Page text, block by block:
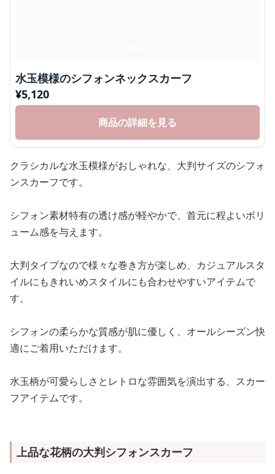
水玉模様のシフォンネックスカーフ
¥5,120
商品の詳細を見る
クラシカルな水玉模様がおしゃれな、大判サイズのシフォ
ンスカーフです。
シフォン素材特有の透け感が軽やかで、首元に程よいボリ
ューム感を与えます。
大判タイプなので様々な巻き方が楽しめ、カジュアルスタ
イルにもきれいめスタイルにも合わせやすいアイテムで
す。
シフォンの柔らかな質感が肌に優しく、オールシーズン快
適にご着用いただけます。
水玉柄が可愛らしさとレトロな雰囲気を演出する、スカー
フアイテムです。
上品な花柄の大判シフォンスカーフ